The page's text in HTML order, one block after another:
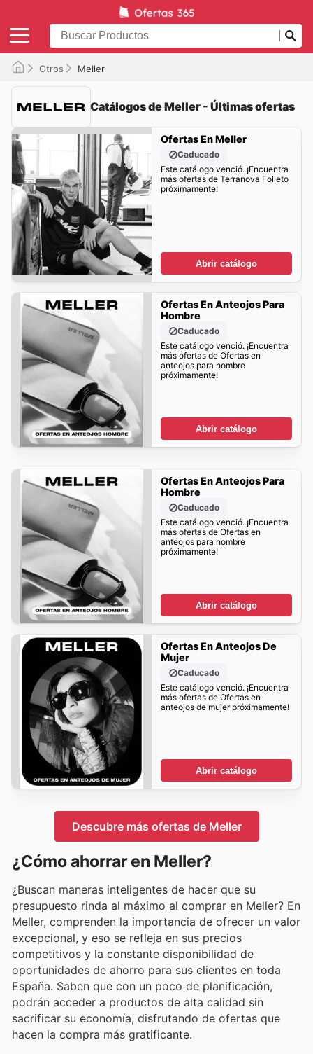
Otros Meller
Catálogos de Meller - Últimas ofertas
Ofertas En Meller
Caducado
Este catálogo venció. ¡Encuentra
más ofertas de Terranova Folleto
próximamente!
Abrir catálogo
Ofertas En Anteojos Para
Hombre
Caducado
Este catálogo venció. ¡Encuentra
más ofertas de Ofertas en
anteojos para hombre
próximamente!
Abrir catálogo
Ofertas En Anteojos Para
Hombre
Caducado
Este catálogo venció. ¡Encuentra
más ofertas de Ofertas en
anteojos para hombre
próximamente!
Abrir catálogo
Ofertas En Anteojos De
Mujer
Caducado
Este catálogo venció. ¡Encuentra
más ofertas de Ofertas en
anteojos de mujer próximamente!
Abrir catálogo
Descubre más ofertas de Meller
¿Cómo ahorrar en Meller?
¿Buscan maneras inteligentes de hacer que su
presupuesto rinda al máximo al comprar en Meller? En
Meller, comprenden la importancia de ofrecer un valor
excepcional, y eso se refleja en sus precios
competitivos y la constante disponibilidad de
oportunidades de ahorro para sus clientes en toda
España. Saben que con un poco de planificación,
podrán acceder a productos de alta calidad sin
sacrificar su economía, disfrutando de ofertas que
hacen la compra más gratificante.